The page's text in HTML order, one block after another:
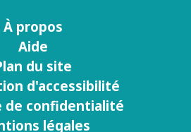
À propos
Aide
du site
d'accessibilité
de confidentialité
légales